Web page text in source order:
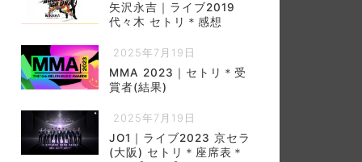
矢沢永吉｜ライブ2019
代々木 セトリ＊感想
2025年7月19日
MMA 2023｜セトリ＊受
賞者(結果)
2025年7月19日
JO1｜ライブ2023 京セラ
(大阪) セトリ＊座席表＊